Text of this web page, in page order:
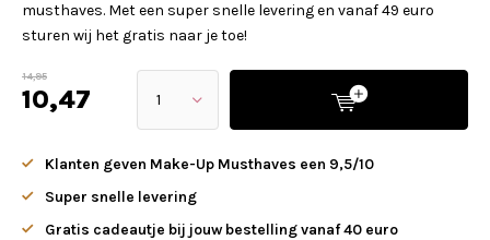
musthaves. Met een super snelle levering en vanaf 49 euro
sturen wij het gratis naar je toe!
14,95
10,47
Klanten geven Make-Up Musthaves een 9,5/10
Super snelle levering
Gratis cadeautje bij jouw bestelling vanaf 40 euro